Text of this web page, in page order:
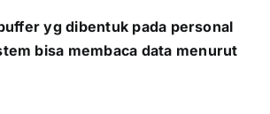
yg dibentuk pada personal
bisa membaca data menurut